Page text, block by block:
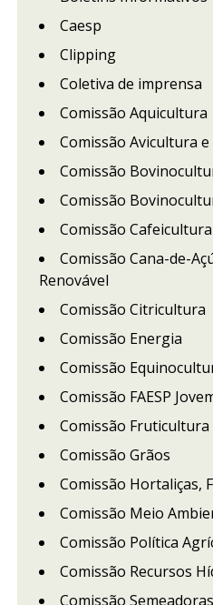
Caesp
Clipping
Coletiva de imprensa
Comissão Aquicultura
Comissão Avicultura
Comissão
Comissão
Comissão Cafeicultura
Comissão Cana-de-
Renovável
Comissão Citricultura
Comissão Energia
Comissão
Comissão FAESP
Comissão Fruticultura
Comissão Grãos
Comissão Hortaliças,
Comissão Meio
Comissão Política
Comissão Recursos
Comissão